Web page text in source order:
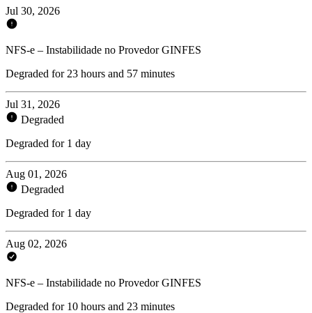
Jul 30, 2026
NFS-e – Instabilidade no Provedor GINFES
Degraded for 23 hours and 57 minutes
Jul 31, 2026
Degraded
Degraded for 1 day
Aug 01, 2026
Degraded
Degraded for 1 day
Aug 02, 2026
NFS-e – Instabilidade no Provedor GINFES
Degraded for 10 hours and 23 minutes